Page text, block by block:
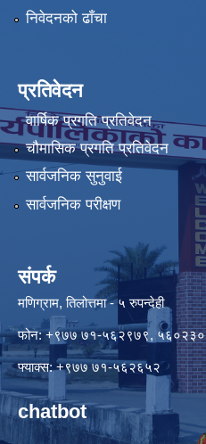
निवेदनको ढाँचा
प्रतिवेदन
वार्षिक प्रगति प्रतिवेदन
चौमासिक प्रगति प्रतिवेदन
सार्वजनिक सुनुवाई
सार्वजनिक परीक्षण
संपर्क
मणिग्राम, तिलोत्तमा - ५ रुपन्देही
फोन: +९७७ ७१-५६२९७९, ५६०२३०
फ्याक्स: +९७७ ७१-५६२६५२
chatbot